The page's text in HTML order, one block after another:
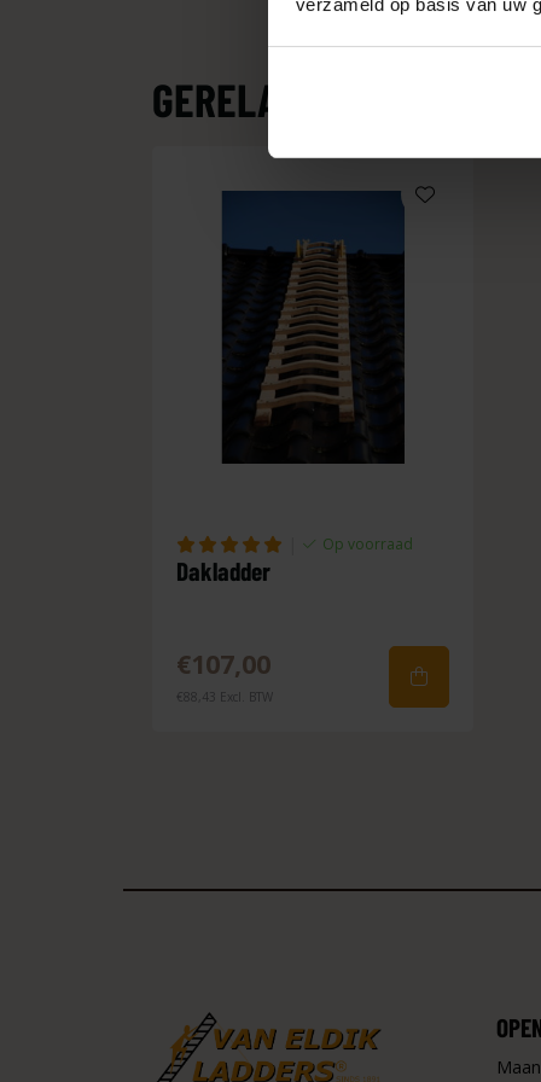
verzameld op basis van uw
GERELATEERDE
Op voorraad
Dakladder
€107,00
€88,43 Excl. BTW